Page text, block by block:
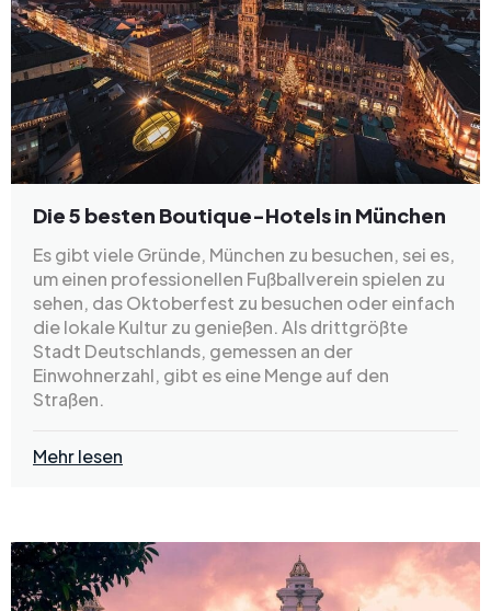
Die 5 besten Boutique-Hotels in München
Es gibt viele Gründe, München zu besuchen, sei es,
um einen professionellen Fußballverein spielen zu
sehen, das Oktoberfest zu besuchen oder einfach
die lokale Kultur zu genießen. Als drittgrößte
Stadt Deutschlands, gemessen an der
Einwohnerzahl, gibt es eine Menge auf den
Straßen.
Mehr lesen